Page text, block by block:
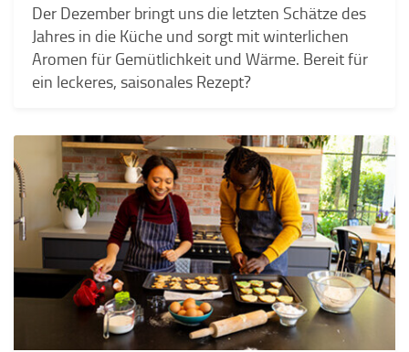
Der Dezember bringt uns die letzten Schätze des
Jahres in die Küche und sorgt mit winterlichen
Aromen für Gemütlichkeit und Wärme. Bereit für
ein leckeres, saisonales Rezept?